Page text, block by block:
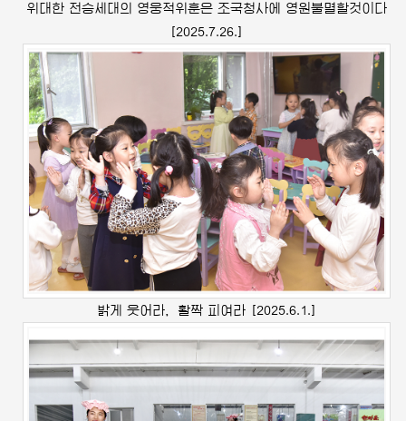
위대한 전승세대의 영웅적위훈은 조국청사에 영원불멸할것이다
[2025.7.26.]
밝게 웃어라，활짝 피여라 [2025.6.1.]